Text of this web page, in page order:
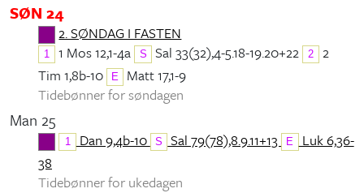
SØN 24
2. SØNDAG I FASTEN
1 1 Mos 12,1-4a S Sal 33(32),4-5.18-19.20+22 2
2
Tim 1,8b-10
E
Matt 17,1-9
Tidebønner for søndagen
Man 25
1 Dan 9,4b-10 S Sal 79(78),8.9.11+13 E Luk 6,36-
38
Tidebønner for ukedagen